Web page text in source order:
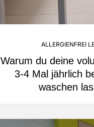
ALLERGIENFREI
Warum du deine
3-4 Mal jährlich
waschen